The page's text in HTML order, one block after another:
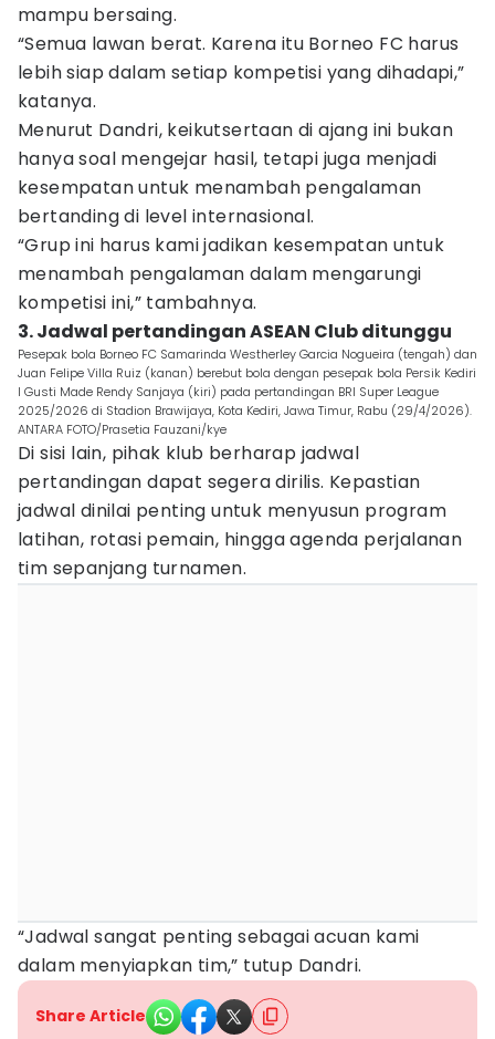
mampu bersaing.
“Semua lawan berat. Karena itu Borneo FC harus
lebih siap dalam setiap kompetisi yang dihadapi,”
katanya.
Menurut Dandri, keikutsertaan di ajang ini bukan
hanya soal mengejar hasil, tetapi juga menjadi
kesempatan untuk menambah pengalaman
bertanding di level internasional.
“Grup ini harus kami jadikan kesempatan untuk
menambah pengalaman dalam mengarungi
kompetisi ini,” tambahnya.
3. Jadwal pertandingan ASEAN Club ditunggu
Pesepak bola Borneo FC Samarinda Westherley Garcia Nogueira (tengah) dan
Juan Felipe Villa Ruiz (kanan) berebut bola dengan pesepak bola Persik Kediri
I Gusti Made Rendy Sanjaya (kiri) pada pertandingan BRI Super League
2025/2026 di Stadion Brawijaya, Kota Kediri, Jawa Timur, Rabu (29/4/2026).
ANTARA FOTO/Prasetia Fauzani/kye
Di sisi lain, pihak klub berharap jadwal
pertandingan dapat segera dirilis. Kepastian
jadwal dinilai penting untuk menyusun program
latihan, rotasi pemain, hingga agenda perjalanan
tim sepanjang turnamen.
“Jadwal sangat penting sebagai acuan kami
dalam menyiapkan tim,” tutup Dandri.
Share Article